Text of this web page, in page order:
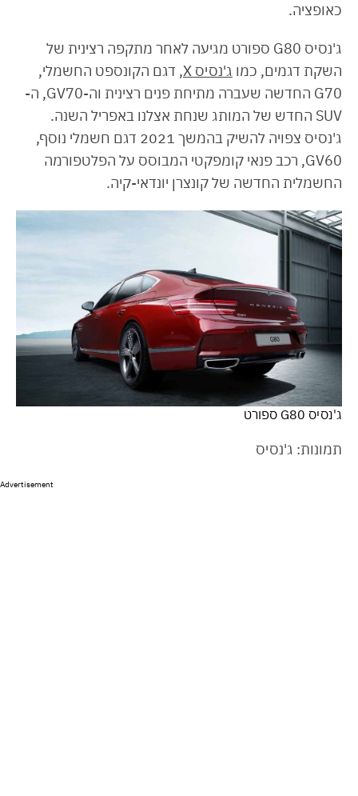
כאופציה.
ג'נסיס G80 ספורט מגיעה לאחר מתקפה רצינית של
השקת דגמים, כמו ג'נסיס X
, דגם הקונספט החשמלי,
G70 החדשה שעברה מתיחת פנים רצינית וה-GV70, ה-
SUV החדש של המותג שנחת אצלנו באפריל השנה.
ג'נסיס צפויה להשיק בהמשך 2021 דגם חשמלי נוסף,
GV60, רכב פנאי קומפקטי המבוסס על הפלטפורמה
החשמלית החדשה של קונצרן יונדאי-קיה.
ג'נסיס G80 ספורט
תמונות: ג'נסיס
Advertisement